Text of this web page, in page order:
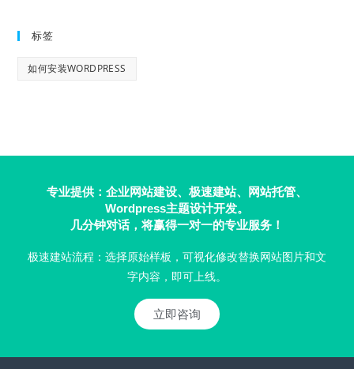
标签
如何安装WORDPRESS
专业提供：企业网站建设、极速建站、网站托管、
Wordpress主题设计开发。
几分钟对话，将赢得一对一的专业服务！
极速建站流程：选择原始样板，可视化修改替换网站图片和文
字内容，即可上线。
立即咨询